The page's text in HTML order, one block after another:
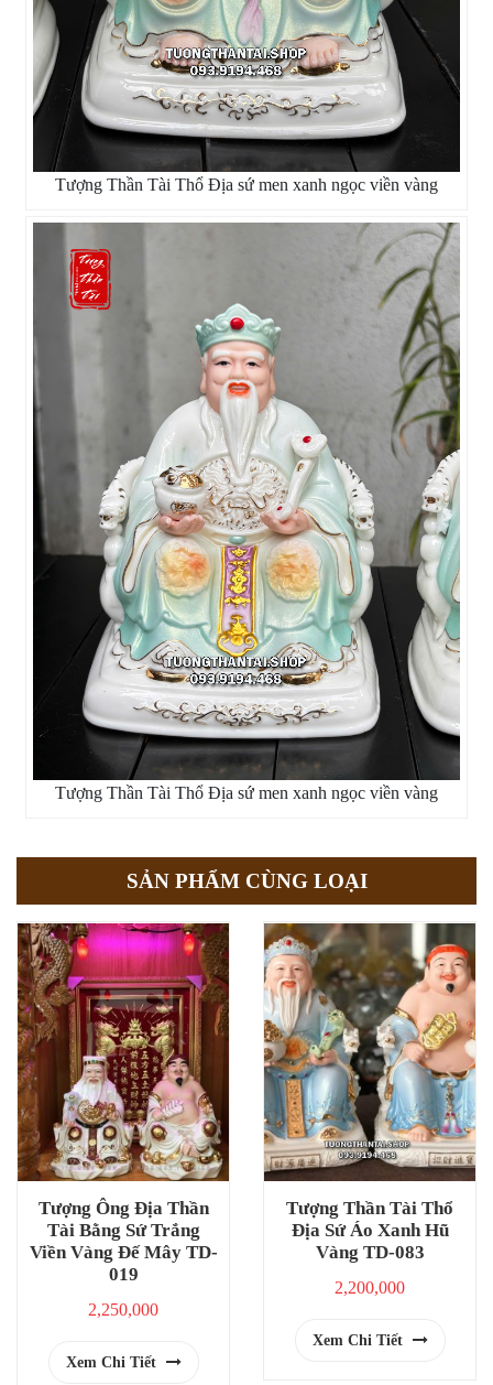
Tượng Thần Tài Thổ Địa sứ men xanh ngọc viền vàng
Tượng Thần Tài Thổ Địa sứ men xanh ngọc viền vàng
SẢN PHẨM CÙNG LOẠI
Tượng Ông Địa Thần
Tài Bằng Sứ Trắng
Viền Vàng Đế Mây TD-
019
2,250,000
Xem Chi Tiết
Tượng Thần Tài Thổ
Địa Sứ Áo Xanh Hũ
Vàng TD-083
2,200,000
Xem Chi Tiết